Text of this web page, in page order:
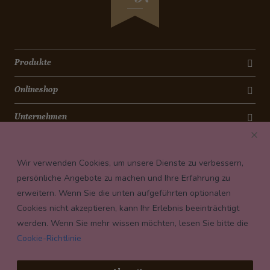
Produkte
Onlineshop
Unternehmen
Payment conditions
Wir verwenden Cookies, um unsere Dienste zu verbessern,
persönliche Angebote zu machen und Ihre Erfahrung zu
erweitern. Wenn Sie die unten aufgeführten optionalen
Cookies nicht akzeptieren, kann Ihr Erlebnis beeinträchtigt
werden. Wenn Sie mehr wissen möchten, lesen Sie bitte die
Cookie-Richtlinie